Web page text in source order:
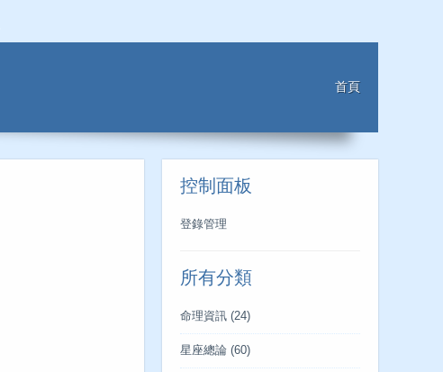
首頁
控制面板
登錄管理
所有分類
命理資訊 (24)
星座總論 (60)